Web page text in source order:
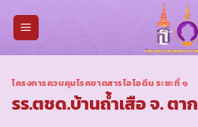
โครงการควบคุมโรคขาดสารไอโอดีน ระยะที่ ๑
รร.ตชด.บ้านถ้ำเสือ จ. ตาก